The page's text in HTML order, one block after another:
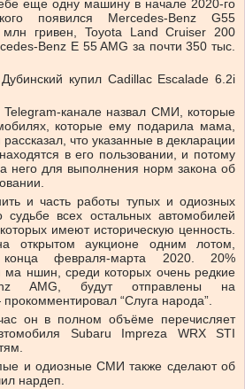
еще одну машину в начале 2020-го
появился Mercedes-Benz G55
гривен, Toyota Land Cruiser 200
Benz E 55 AMG за почти 350 тыс.
купил Cadillac Escalade 6.2i
канале назвал СМИ, которые
которые ему подарила мама,
что указанные в декларации
в его пользовании, и потому
него для выполнения норм закона об
и часть работы тупых и одиозных
всех остальных автомобилей
имеют историческую ценность.
открытом аукционе одним лотом,
конца февраля-марта 2020. 20%
ма ншин, среди которых очень редкие
AMG, будут отправлены на
прокомментировал “Слуга народа”.
он в полном объёме перечисляет
Subaru Impreza WRX STI
и одиозные СМИ также сделают об
нардеп.